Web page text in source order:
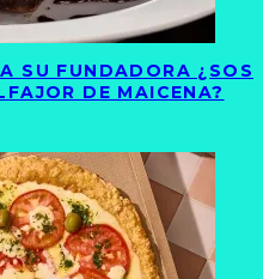
SU FUNDADORA ¿SOS
DE MAICENA?